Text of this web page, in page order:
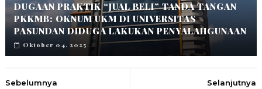
DUGAAN PRAKTIK “JUAL BELI” TANDA TANGAN
PKKMB: OKNUM UKM DI UNIVERSITAS
PASUNDAN DIDUGA LAKUKAN PENYALAHGUNAAN
Oktober 04, 2025
Selanjutnya
Sebelumnya